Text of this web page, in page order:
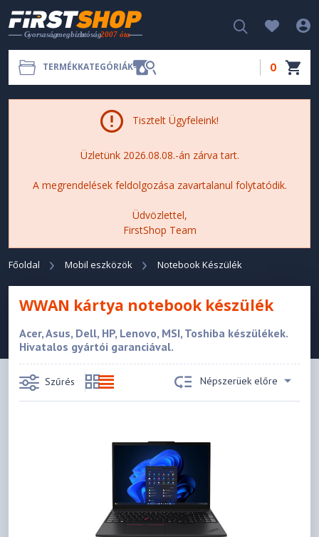
TERMÉKKATEGÓRIÁK 0
Tisztelt Ügyfeleink!
Üzletünk 2026.08.08.-án zárva tart.
A megrendelések feldolgozása zavartalanul folytatódik.
Üdvözlettel,
FirstShop Team
Főoldal Mobil eszközök Notebook Készülék
WWAN kártya notebook készülék
Acer, Asus, Dell, HP, Lenovo, MSI, Toshiba készülékek.
Hivatalos gyártói garanciával.
Szűrés Népszerüek előre